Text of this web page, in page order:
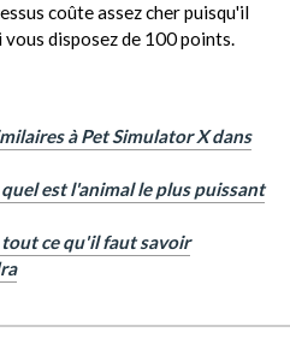
coûte assez cher puisqu'il
disposez de 100 points.
à Pet Simulator X dans
est l'animal le plus puissant
ce qu'il faut savoir